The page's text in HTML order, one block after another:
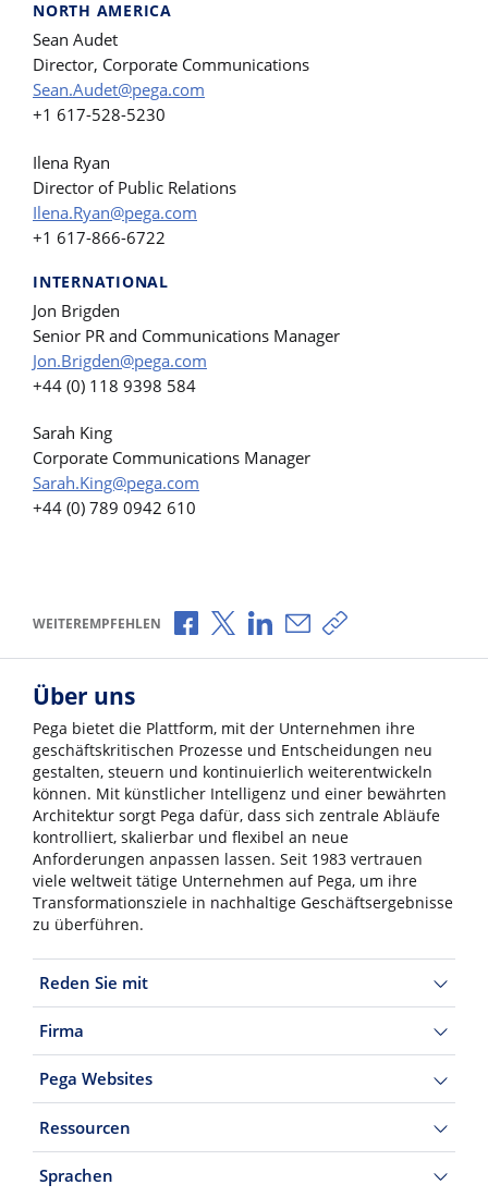
NORTH AMERICA
Sean Audet
Director, Corporate Communications
Sean.Audet@pega.com
+1 617-528-5230
Ilena Ryan
Director of Public Relations
Ilena.Ryan@pega.com
+1 617-866-6722
INTERNATIONAL
Jon Brigden
Senior PR and Communications Manager
Jon.Brigden@pega.com
+44 (0) 118 9398 584
Sarah King
Corporate Communications Manager
Sarah.King@pega.com
+44 (0) 789 0942 610
WEITEREMPFEHLEN Über Facebook teilen
Über X teilen
Über LinkedIn teilen
Über E-Mail teilen
Link zum Teilen
Über uns
Pega bietet die Plattform, mit der Unternehmen ihre
geschäftskritischen Prozesse und Entscheidungen neu
gestalten, steuern und kontinuierlich weiterentwickeln
können. Mit künstlicher Intelligenz und einer bewährten
Architektur sorgt Pega dafür, dass sich zentrale Abläufe
kontrolliert, skalierbar und flexibel an neue
Anforderungen anpassen lassen. Seit 1983 vertrauen
viele weltweit tätige Unternehmen auf Pega, um ihre
Transformationsziele in nachhaltige Geschäftsergebnisse
zu überführen.
Reden Sie mit
Firma
Pega Websites
Ressourcen
Sprachen